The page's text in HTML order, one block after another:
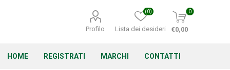
Profilo Lista dei desideri
(0) 0
€0,00
HOME REGISTRATI MARCHI CONTATTI